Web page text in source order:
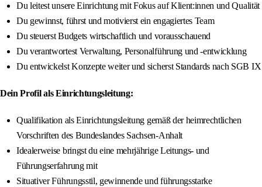
Du leitest unsere Einrichtung mit Fokus auf Klient:innen und Qualität
Du gewinnst, führst und motivierst ein engagiertes Team
Du steuerst Budgets wirtschaftlich und vorausschauend
Du verantwortest Verwaltung, Personalführung und -entwicklung
Du entwickelst Konzepte weiter und sicherst Standards nach SGB IX
Dein Profil als Einrichtungsleitung:
Qualifikation als Einrichtungsleitung gemäß der heimrechtlichen
Vorschriften des Bundeslandes Sachsen-Anhalt
Idealerweise bringst du eine mehrjährige Leitungs- und
Führungserfahrung mit
Situativer Führungsstil, gewinnende und führungsstarke